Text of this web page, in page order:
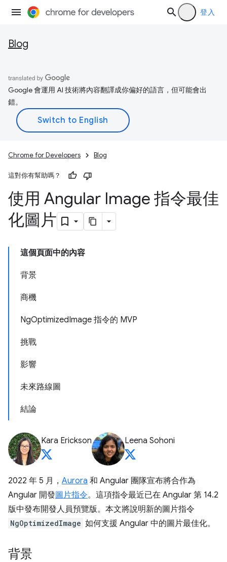
登入
Blog
Google 會運用 AI 技術將內容翻譯成你偏好的語言，但可能會出
錯。
Chrome for Developers Blog
這對你有幫助嗎？
使用 Angular Image 指令最佳
化圖片
這個頁面中的內容
背景
商機
NgOptimizedImage 指令的 MVP
挑戰
影響
未來路線圖
結論
Kara Erickson Leena Sohoni
2022 年 5 月， Aurora 和 Angular 團隊宣布將合作為
Angular 開發圖片指令。這項指令最近已在 Angular 第 14.2
版中發布開發人員預覽版。本文將說明新的圖片指令
NgOptimizedImage 如何支援 Angular 中的圖片最佳化。
背景